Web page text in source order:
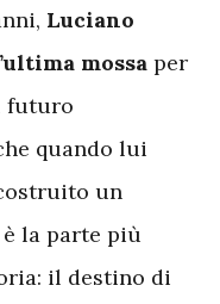
Luciano
mossa per
futuro
quando lui
un
la parte più
il destino di